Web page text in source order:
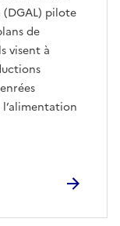
pilote
de
visent à